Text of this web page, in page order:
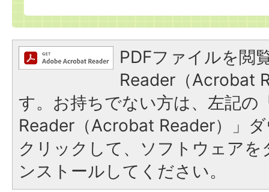
PDFファイルを閲
Reader（Acrobat
す。お持ちでない方は、左記の
Reader（Acrobat Reader）」
クリックして、ソフトウェア
ンストールしてください。